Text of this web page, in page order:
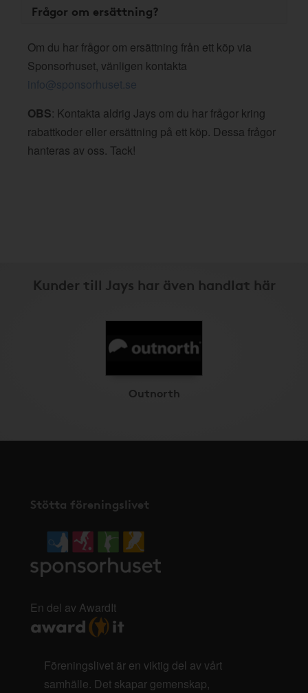
Frågor om ersättning?
Om du har frågor om ersättning från ett köp via
Sponsorhuset, vänligen kontakta
info@sponsorhuset.se
OBS: Kontakta aldrig Jays om du har frågor kring
rabattkoder eller ersättning på ett köp. Dessa frågor
hanteras av oss. Tack!
Kunder till Jays har även handlat här
Outnorth
Stötta föreningslivet
En del av AwardIt
Föreningslivet är en viktig del av vårt
samhälle. Det skapar gemenskap,